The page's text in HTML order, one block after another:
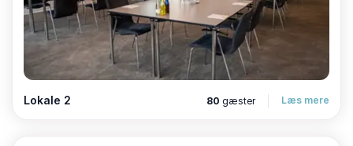
Lokale 2 80 gæster Læs mere